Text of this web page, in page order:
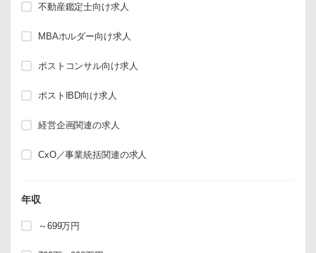
不動産鑑定士向け求人
MBAホルダー向け求人
ポストコンサル向け求人
ポストIBD向け求人
経営企画関連の求人
CxO／事業統括関連の求人
年収
～699万円